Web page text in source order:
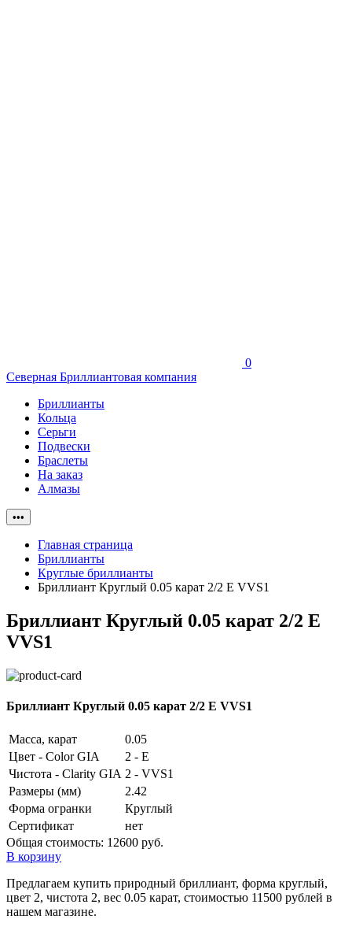
0
Северная Бриллиантовая компания
Бриллианты
Кольца
Серьги
Подвески
Браслеты
На заказ
Алмазы
•••
Главная страница
Бриллианты
Круглые бриллианты
Бриллиант Круглый 0.05 карат 2/2 E VVS1
Бриллиант Круглый 0.05 карат 2/2 E
VVS1
Бриллиант Круглый 0.05 карат 2/2 E VVS1
Масса, карат
0.05
Цвет - Color GIA
2 - E
Чистота - Clarity GIA 2 - VVS1
Размеры (мм)
2.42
Форма огранки
Круглый
Сертификат
нет
Общая стоимость: 12600 руб.
В корзину
Предлагаем купить природный бриллиант, форма круглый,
цвет 2, чистота 2, вес 0.05 карат, стоимостью 11500 рублей в
нашем магазине.